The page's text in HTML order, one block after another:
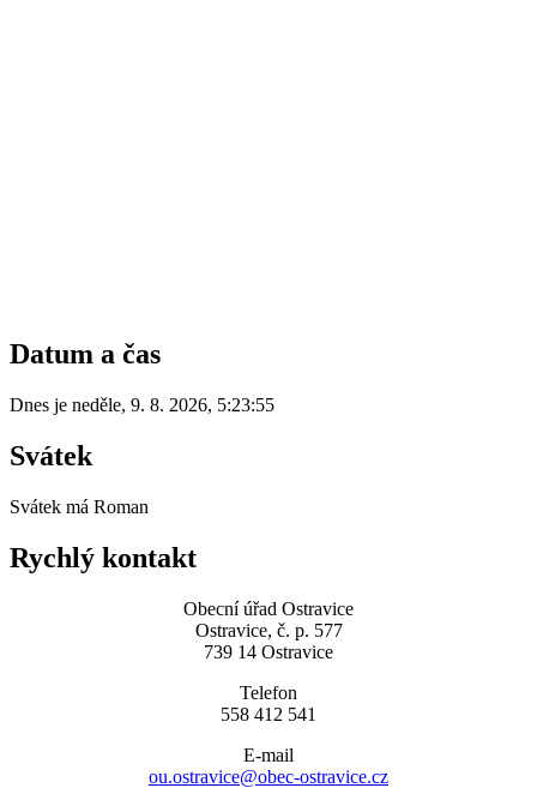
Datum a čas
Dnes je neděle, 9. 8. 2026, 5:23:55
Svátek
Svátek má Roman
Rychlý kontakt
Obecní úřad Ostravice
Ostravice, č. p. 577
739 14 Ostravice
Telefon
558 412 541
E-mail
ou.ostravice@obec-ostravice.cz